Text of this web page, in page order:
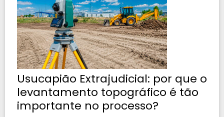
Usucapião Extrajudicial: por que o
levantamento topográfico é tão
importante no processo?